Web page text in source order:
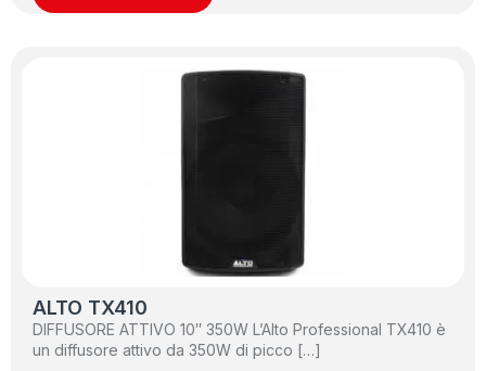
ALTO TX410
DIFFUSORE ATTIVO 10″ 350W L’Alto Professional TX410 è
un diffusore attivo da 350W di picco […]